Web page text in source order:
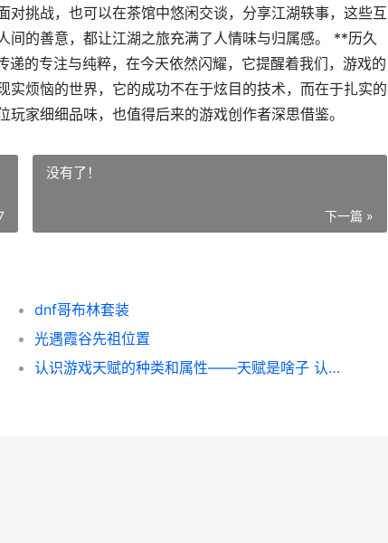
挑战，也可以在茶馆中悠闲交谈，分享江湖轶事，这些互
间的善意，都让江湖之旅充满了人情味与归属感。 **历久
的专注与纯粹，在今天依然闪耀，它提醒着我们，游戏的
烦恼的世界，它的成功不在于炫目的技术，而在于扎实的
家细细品味，也值得后来的游戏创作者深思借鉴。
没有了！
下一篇 »
dnf哥布林套装
光遇霞谷先祖位置
认识游戏天赋的种类和属性——天赋是啥子 认识游戏天赋的书